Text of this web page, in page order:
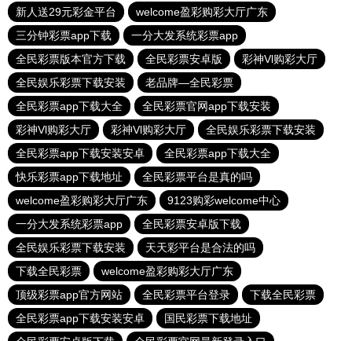
新人送29元彩金平台
welcome盈彩购彩大厅广东
三分钟彩票app下载
一分大发系统彩票app
全民彩票版本官方下载
全民彩票安卓版
彩神Vl购彩大厅
全民娱乐彩票下载安装
老品牌—全民彩票
全民彩票app下载大全
全民彩票官网app下载安装
彩神Vl购彩大厅
彩神Vl购彩大厅
全民娱乐彩票下载安装
全民彩票app下载安装安卓
全民彩票app下载大全
快乐彩票app下载地址
全民彩票平台是真的吗
welcome盈彩购彩大厅广东
9123购彩welcome中心
一分大发系统彩票app
全民彩票安卓版下载
全民娱乐彩票下载安装
天天彩平台是合法的吗
下载全民彩票
welcome盈彩购彩大厅广东
顶级彩票app官方网站
全民彩票平台登录
下载全民彩票
全民彩票app下载安装安卓
国民彩票下载地址